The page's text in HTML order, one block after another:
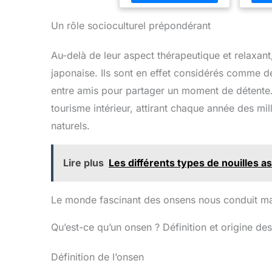
culturelles des
Édition 2026
en
Un rôle socioculturel prépondérant
Au-delà de leur aspect thérapeutique et
japonaise. Ils sont en effet considérés comme
entre amis pour partager un moment de
tourisme intérieur, attirant chaque année des
naturels.
Lire plus Les différents types de nouilles
Le monde fascinant des onsens nous conduit
Qu’est-ce qu’un onsen ? Définition et origine
Définition de l’onsen